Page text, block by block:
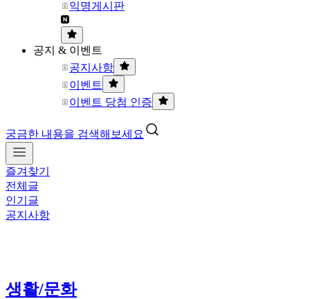
익명게시판
공지 & 이벤트
공지사항
이벤트
이벤트 당첨 인증
궁금한 내용을 검색해보세요
즐겨찾기
전체글
인기글
공지사항
생활/문화